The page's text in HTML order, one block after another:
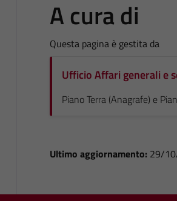
A cura di
Questa pagina è gestita da
Ufficio Affari generali e
Piano Terra (Anagrafe) e
Ultimo aggiornamento: 29/